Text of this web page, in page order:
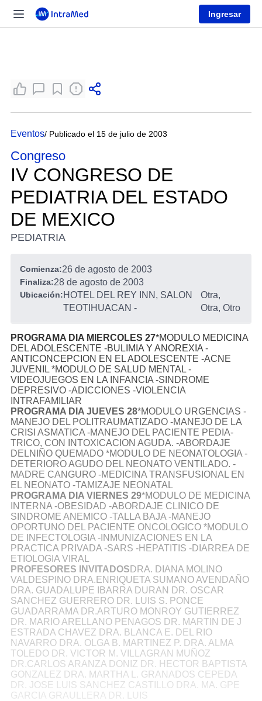
Ingresar
Eventos/ Publicado el 15 de julio de 2003
Congreso
IV CONGRESO DE
PEDIATRIA DEL ESTADO
DE MEXICO
PEDIATRIA
Comienza:26 de agosto de 2003
Finaliza:28 de agosto de 2003
Ubicación:HOTEL DEL REY INN, SALON
TEOTIHUACAN -
Otra,
Otra, Otro
PROGRAMA DIA MIERCOLES 27*MODULO MEDICINA
DEL ADOLESCENTE -BULIMIA Y ANOREXIA -
ANTICONCEPCION EN EL ADOLESCENTE -ACNE
JUVENIL *MODULO DE SALUD MENTAL -
VIDEOJUEGOS EN LA INFANCIA -SINDROME
DEPRESIVO -ADICCIONES -VIOLENCIA
INTRAFAMILIAR
PROGRAMA DIA JUEVES 28*MODULO URGENCIAS -
MANEJO DEL POLITRAUMATIZADO -MANEJO DE LA
CRISI ASMATICA -MANEJO DEL PACIENTE PEDIA-
TRICO, CON INTOXICACION AGUDA. -ABORDAJE
DELNIÑO QUEMADO *MODULO DE NEONATOLOGIA -
DETERIORO AGUDO DEL NEONATO VENTILADO. -
MADRE CANGURO -MEDICINA TRANSFUSIONAL EN
EL NEONATO -TAMIZAJE NEONATAL
PROGRAMA DIA VIERNES 29*MODULO DE MEDICINA
INTERNA -OBESIDAD -ABORDAJE CLINICO DE
SINDROME ANEMICO -TALLA BAJA -MANEJO
OPORTUNO DEL PACIENTE ONCOLOGICO *MODULO
DE INFECTOLOGIA -INMUNIZACIONES EN LA
PRACTICA PRIVADA -SARS -HEPATITIS -DIARREA DE
ETIOLOGIA VIRAL
PROFESORES INVITADOS DRA. DIANA MOLINO
VALDESPINO DRA.ENRIQUETA SUMANO AVENDAÑO
DRA. GUADALUPE IBARRA DURAN DR. OSCAR
SANCHEZ GUERRERO DR. LUIS S. PONCE
GUADARRAMA DR.ARTURO MONROY GUTIERREZ
DR. MARIO ARELLANO PENAGOS DR. MARTIN DE J
ESTRADA CHAVEZ DRA. BLANCA E. DEL RIO
NAVARRO DRA. OLGA B. MARTINEZ P. DRA. ALMA
TOLEDO DR. VICTOR M. VILLAGRAN MUÑOZ
DR.CARLOS ARANZA DONIZ DR. HECTOR BAPTISTA
GONZALEZ DRA. MARTHA L. GRANADOS CEPEDA
DR. JOSE LUIS SANCHEZ CASTILLO DRA. MA. GPE
GARCIA GRAULLERA DR. LUIS